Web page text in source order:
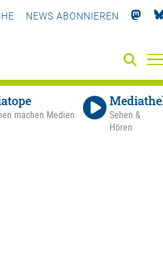
NEWS ABONNIEREN
machen Medien
Sehen &
Hören